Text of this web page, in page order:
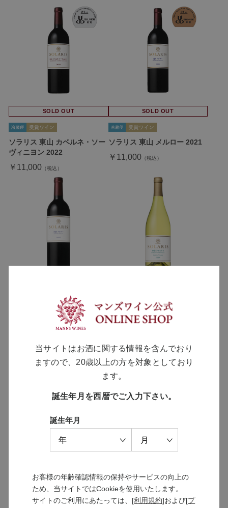
SOLD OUT
ソラリス 東山 カベルネ・ソー
ヴィニヨン 2022
￥11,000
SOLD OUT
ソラリス 東山 メルロー 2021
￥11,000
ソラリス 小諸 メルロー 2022
エイユ・ヴィーニュ 2024
￥11,000
ソラリス 千曲川 信濃リースリ
ョン 2025
￥8,800
当サイトはお酒に関する情報を含んでおり
ますので、20歳以上の方を対象としており
ます。
誕生年月を西暦でご入力下さい。
誕生年月
お客様の年齢確認情報の保持やサービスの向上の
ため、当サイトではCookieを使用いたします。
サイトのご利用にあたっては、[利用規約]および[プ